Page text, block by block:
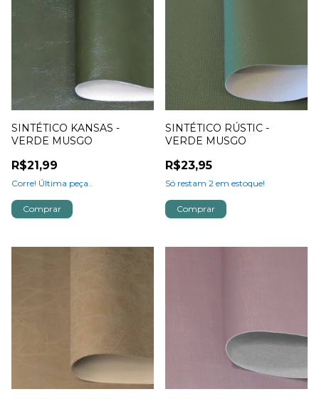
SINTÉTICO KANSAS -
VERDE MUSGO
R$21,99
Corre! Última peça..
SINTÉTICO RÚSTIC -
VERDE MUSGO
R$23,95
Só restam 2 em estoque!